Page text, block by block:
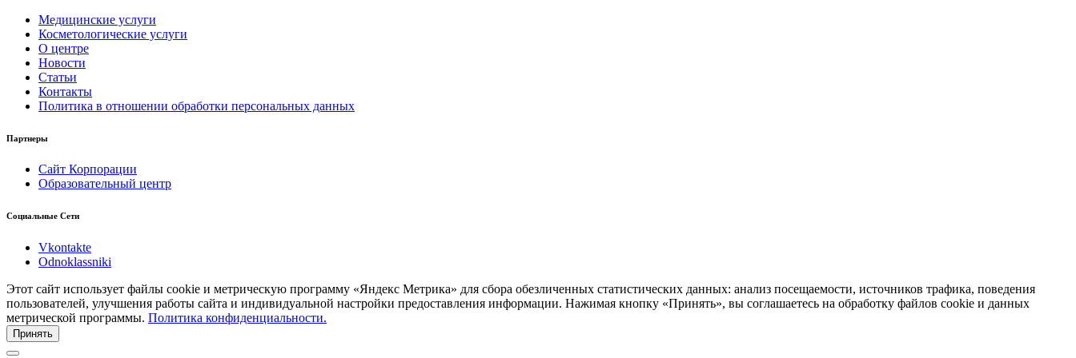
Медицинские услуги
Косметологические услуги
О центре
Новости
Статьи
Контакты
Политика в отношении обработки персональных данных
Партнеры
Сайт Корпорации
Образовательный центр
Социальные Сети
Vkontakte
Odnoklassniki
Этот сайт использует файлы cookie и метрическую программу «Яндекс Метрика» для сбора обезличенных статистических данных: анализ посещаемости, источников трафика, поведения
пользователей, улучшения работы сайта и индивидуальной настройки предоставления информации. Нажимая кнопку «Принять», вы соглашаетесь на обработку файлов cookie и данных
метрической программы. Политика конфиденциальности.
Принять